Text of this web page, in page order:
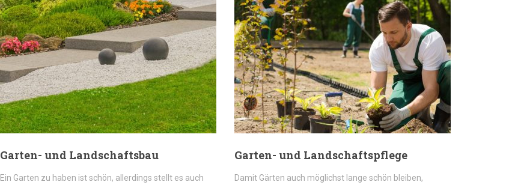
Garten- und Landschaftsbau
Ein Garten zu haben ist schön, allerdings stellt es auch
Garten- und Landschaftspflege
Damit Gärten auch möglichst lange schön bleiben,